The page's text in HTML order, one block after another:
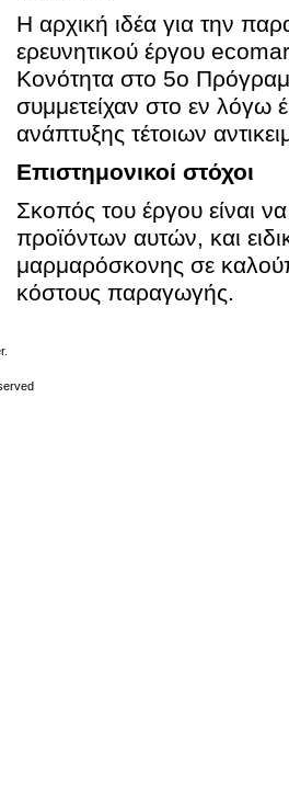
Η αρχική ιδέα για την
ερευνητικού έργου
Κονότητα στο 5ο
συμμετείχαν στο εν λόγω
ανάπτυξης τέτοιων
Επιστημονικοί στόχοι
Σκοπός του έργου είναι
προϊόντων αυτών, και
μαρμαρόσκονης σε
κόστους παραγωγής.